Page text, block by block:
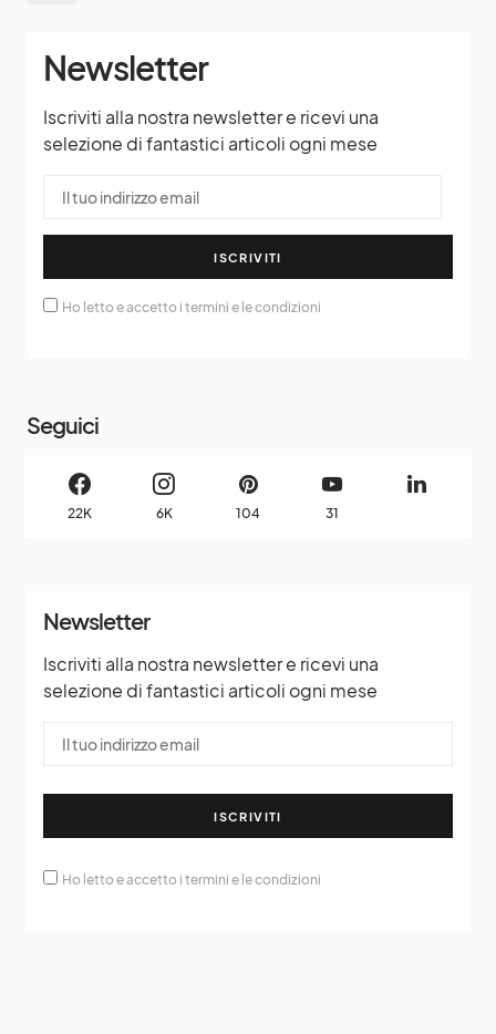
Newsletter
Iscriviti alla nostra newsletter e ricevi una
selezione di fantastici articoli ogni mese
ISCRIVITI
Ho letto e accetto i termini e le condizioni
Seguici
22K 6K 104 31
Newsletter
Iscriviti alla nostra newsletter e ricevi una
selezione di fantastici articoli ogni mese
ISCRIVITI
Ho letto e accetto i termini e le condizioni